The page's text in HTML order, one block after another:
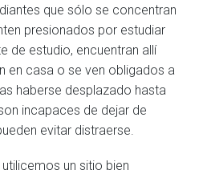
que sólo se concentran
presionados por estudiar
de estudio, encuentran allí
en casa o se ven obligados a
haberse desplazado hasta
incapaces de dejar de
evitar distraerse.
un sitio bien